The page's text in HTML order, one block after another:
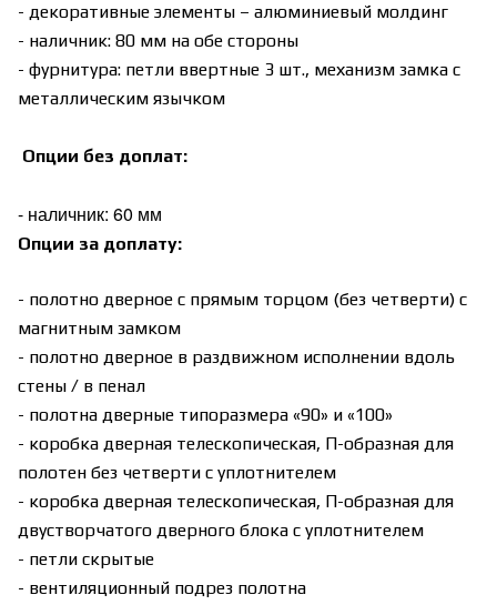
- декоративные элементы – алюминиевый молдинг
- наличник: 80 мм на обе стороны
- фурнитура: петли ввертные 3 шт., механизм замка с
металлическим язычком
Опции без доплат:
- наличник: 60 мм
Опции за доплату:
- полотно дверное с прямым торцом (без четверти) с
магнитным замком
- полотно дверное в раздвижном исполнении вдоль
стены / в пенал
- полотна дверные типоразмера «90» и «100»
- коробка дверная телескопическая, П-образная для
полотен без четверти с уплотнителем
- коробка дверная телескопическая, П-образная для
двустворчатого дверного блока с уплотнителем
- петли скрытые
- вентиляционный подрез полотна